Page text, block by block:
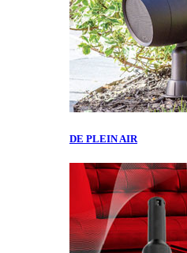
DE PLEIN AIR